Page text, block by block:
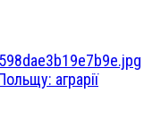
аграрії